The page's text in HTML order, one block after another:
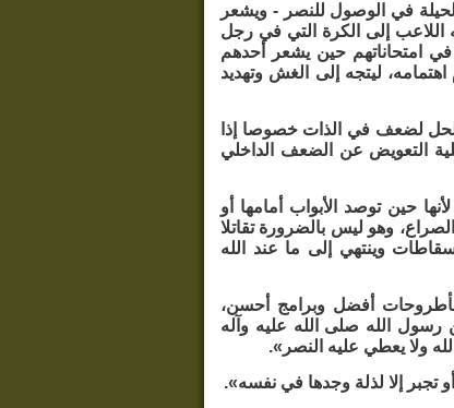
في الوصول للنصر - ويشعر
اللاعب إلى الكرة التي في رجل
في امتحاناتهم حين يشعر أحدهم
ليتجه إلى الغش وتهديد
لضعف في الذات خصوصا إذا
التعويض عن الضعف الداخلي
حين توصد الأبواب أمامها أو
وهو ليس بالضرورة تقاتلا
وينتهي إلى ما عند الله
بأطروحات أفضل وبرامج أحسن،
رسول الله صلى الله عليه وآله
ولا يعطي عليه النصر».
تجبر إلا لذلة وجدها في نفسه».